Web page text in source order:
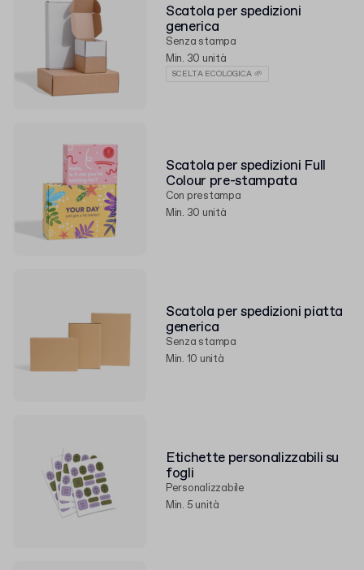
Scatola per spedizioni
generica
Senza stampa
Min. 30 unità
SCELTA ECOLOGICA 🌱
Scatola per spedizioni Full
Colour pre-stampata
Con prestampa
Min. 30 unità
Scatola per spedizioni piatta
generica
Senza stampa
Min. 10 unità
Etichette personalizzabili su
fogli
Personalizzabile
Min. 5 unità